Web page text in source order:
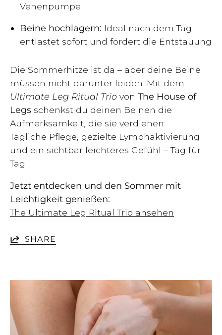
Venenpumpe
Beine hochlagern: Ideal nach dem Tag –
entlastet sofort und fördert die Entstauung
Die Sommerhitze ist da – aber deine Beine
müssen nicht darunter leiden. Mit dem
Ultimate Leg Ritual Trio von The House of
Legs schenkst du deinen Beinen die
Aufmerksamkeit, die sie verdienen:
Tägliche Pflege, gezielte Lymphaktivierung
und ein sichtbar leichteres Gefühl – Tag für
Tag.
Jetzt entdecken und den Sommer mit
Leichtigkeit genießen:
The Ultimate Leg Ritual Trio ansehen
SHARE